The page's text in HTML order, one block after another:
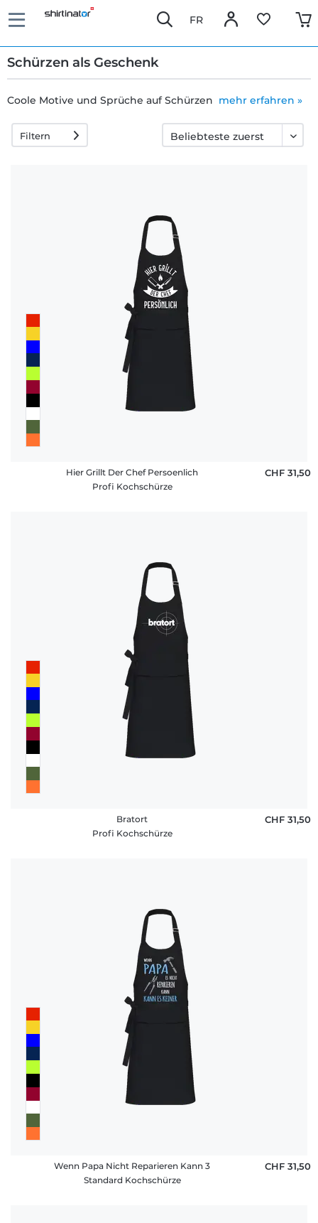
FR
Schürzen als Geschenk
Lieferung
Coole Motive und Sprüche auf Schürzen mehr erfahren »
Filtern
Hier Grillt Der Chef Persoenlich
Profi Kochschürze
CHF 31,50
Bratort
Profi Kochschürze
CHF 31,50
Wenn Papa Nicht Reparieren Kann 3
Standard Kochschürze
CHF 31,50